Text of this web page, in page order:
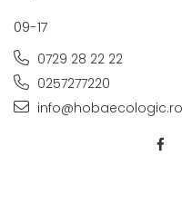
09-17
0729 28 22 22
0257277220
info@hobaecologic.ro